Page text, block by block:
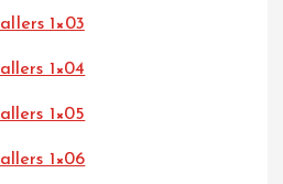
1×03
1×04
1×05
1×06